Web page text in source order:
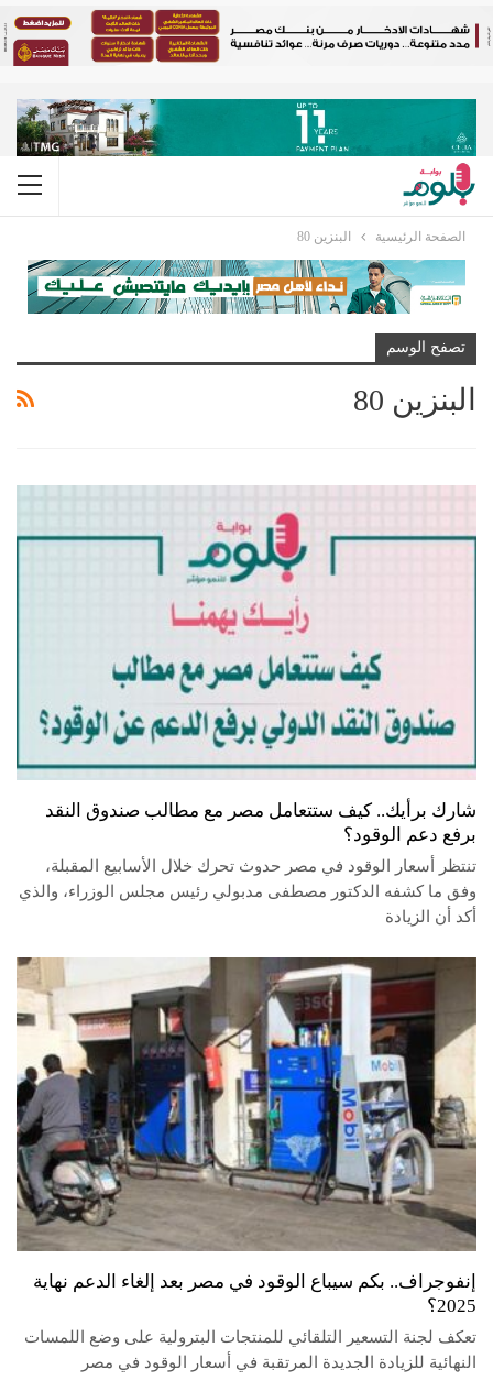
الصفحة الرئيسية البنزين 80
تصفح الوسم
البنزين 80
شارك برأيك.. كيف ستتعامل مصر مع مطالب صندوق النقد
برفع دعم الوقود؟
تنتظر أسعار الوقود في مصر حدوث تحرك خلال الأسابيع المقبلة،
وفق ما كشفه الدكتور مصطفى مدبولي رئيس مجلس الوزراء، والذي
أكد أن الزيادة
إنفوجراف.. بكم سيباع الوقود في مصر بعد إلغاء الدعم نهاية
2025؟
تعكف لجنة التسعير التلقائي للمنتجات البترولية على وضع اللمسات
النهائية للزيادة الجديدة المرتقبة في أسعار الوقود في مصر